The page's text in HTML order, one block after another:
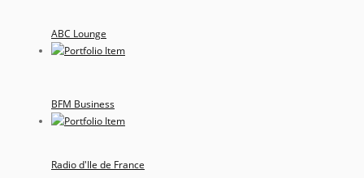
ABC Lounge
BFM Business
Radio d'Ile de France